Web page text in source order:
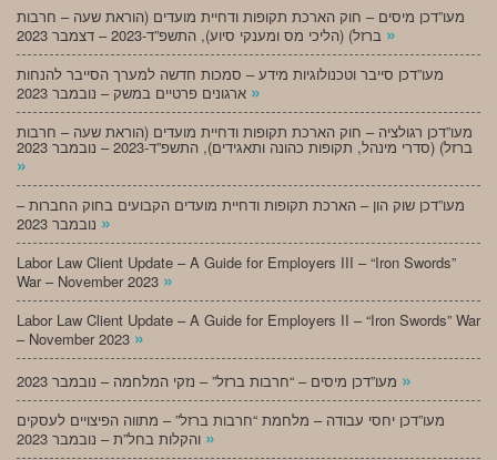
מעו”דכן מיסים – חוק הארכת תקופות ודחיית מועדים (הוראת שעה – חרבות
»
מעו”דכן סייבר וטכנולוגיות מידע – סמכות חדשה למערך הסייבר להנחות
»
מעו”דכן רגולציה – חוק הארכת תקופות ודחיית מועדים (הוראת שעה – חרבות
ברזל) (סדרי מינהל, תקופות כהונה ותאגידים), התשפ”ד-2023 – נובמבר 2023
»
מעו”דכן שוק הון – הארכת תקופות ודחיית מועדים הקבועים בחוק החברות –
»
Labor Law Client Update – A Guide for Employers III – “Iron Swords”
War – November 2023 »
Labor Law Client Update – A Guide for Employers II – “Iron Swords” War
– November 2023 »
»
מעו”דכן יחסי עבודה – מלחמת “חרבות ברזל” – מתווה הפיצויים לעסקים
»